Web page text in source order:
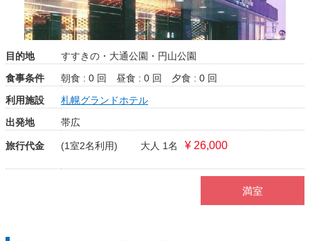
目的地
すすきの・大通公園・円山公園
食事条件
朝食 : 0 回 昼食 : 0 回
夕食 : 0 回
利用施設
札幌グランドホテル
出発地
帯広
旅行代金 (1室2名利用) 大人 1名 ¥ 26,000
満室